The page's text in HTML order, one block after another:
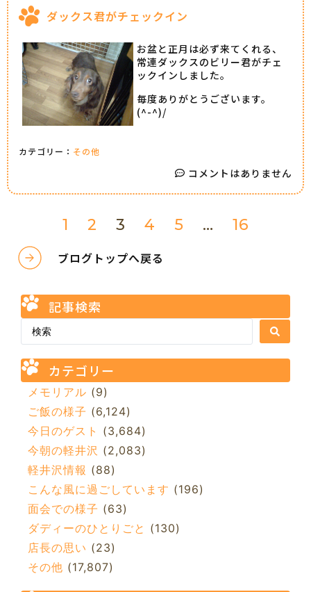
ダックス君がチェックイン
お盆と正月は必ず来てくれる、
常連ダックスのビリー君がチェ
ックインしました。
毎度ありがとうございます。
(^-^)/
カテゴリー： その他
コメントはありません
1 2 3 4 5 … 16
ブログトップへ戻る
記事検索
カテゴリー
メモリアル (9)
ご飯の様子 (6,124)
今日のゲスト (3,684)
今朝の軽井沢 (2,083)
軽井沢情報 (88)
こんな風に過ごしています (196)
面会での様子 (63)
ダディーのひとりごと (130)
店長の思い (23)
その他 (17,807)